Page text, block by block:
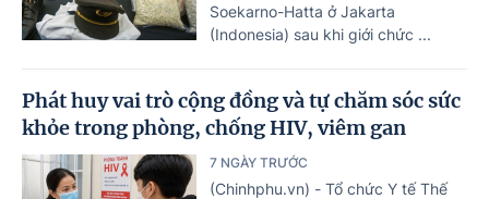
Soekarno-Hatta ở Jakarta
(Indonesia) sau khi giới chức ...
Phát huy vai trò cộng đồng và tự chăm sóc sức
khỏe trong phòng, chống HIV, viêm gan
7 NGÀY TRƯỚC
(Chinhphu.vn) - Tổ chức Y tế Thế